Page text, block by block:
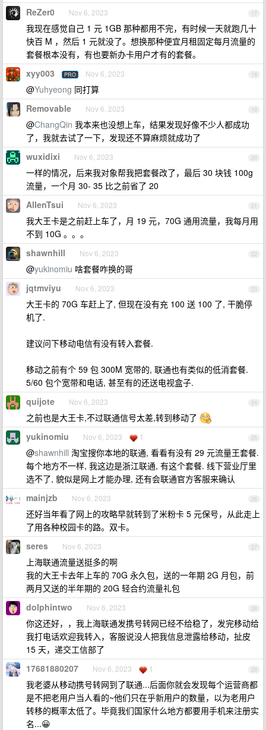
17
ReZer0 Nov 6, 2023
我现在感觉自己 1 元 1GB 那种都用不完，有时候一天就跑几十
快百 M ，然后 1 元就没了。想换那种便宜月租固定每月流量的
套餐根本没有，有也要新办卡用户才有的套餐。
18
xyy003 PRO Nov 6, 2023
@Yuhyeong 同打算
19
Removable Nov 6, 2023
@ChangQin 我本来也没想上车，结果发现好像不少人都成功
了，我就去试了一下，发现还不算麻烦就成功了
20
wuxidixi Nov 6, 2023
一样的情况，后来我对象帮我把套餐改了，最后 30 块钱 100g
流量，一个月 30- 35 比之前省了 20
21
AllenTsui Nov 6, 2023
我大王卡是之前赶上车了，月 19 元，70G 通用流量，我每月用
不到 10G 。。。
22
shawnhill Nov 6, 2023
@yukinomiu 啥套餐咋换的哥
23
jqtmviyu Nov 6, 2023
大王卡的 70G 车赶上了, 但现在没有充 100 送 100 了, 干脆停
机了.
建议问下移动电信有没有转入套餐.
移动之前有个 59 包 300M 宽带的, 联通也有类似的低消套餐.
5/60 包个宽带和电话, 甚至有的还送电视盒子.
24
quijote Nov 6, 2023
之前也是大王卡,不过联通信号太差,转到移动了
25
yukinomiu Nov 6, 2023 1
@shawnhill 淘宝搜你本地的联通, 看看有没有 29 元流量王套餐.
每个地方不一样, 我这边是浙江联通, 有这个套餐. 线下营业厅里
选不了, 貌似是网上才能办理, 还有会联通官方客服来确认
26
mainjzb Nov 6, 2023
还好当年看了网上的攻略早就转到了米粉卡 5 元保号，从此走上
了用各种校园卡的路。双卡。
27
seres Nov 6, 2023
上海联通流量送挺多的啊
我的大王卡去年上车的 70G 永久包，送的一年期 2G 月包，前
两月又送的半年期的 20G 轻合约流量礼包
28
dolphintwo Nov 6, 2023
你这还好，，我上海联通发携号转网已经不给稳了，发完移动给
我打电话欢迎我转入，客服说没人把我信息泄露给移动，扯皮
15 天，递交工信部了
29
17681880207 Nov 6, 2023 1
我老婆从移动携号转网到了联通...后面你就会发现每个运营商都
是不把老用户当人看的~他们只在乎新用户的数量，以为老用户
转移的概率太低了。毕竟我们国家什么地方都要用手机来注册实
名...😀